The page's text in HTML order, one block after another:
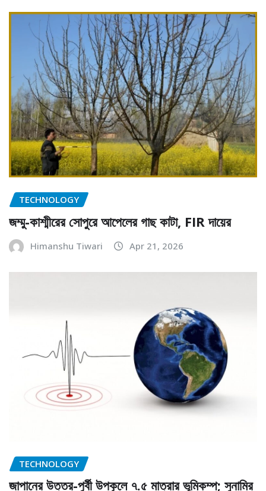
TECHNOLOGY
জম্মু-কাশ্মীরের সোপুরে আপেলের গাছ কাটা, FIR দায়ের
Himanshu Tiwari Apr 21, 2026
TECHNOLOGY
জাপানের উত্তর-পুর্বী উপকূলে ৭.৫ মাত্রার ভূমিকম্প; সুনামির